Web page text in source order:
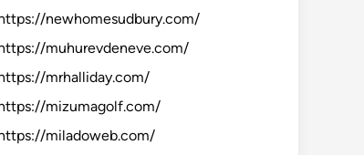
newhomesudbury.com/
muhurevdeneve.com/
mrhalliday.com/
mizumagolf.com/
miladoweb.com/